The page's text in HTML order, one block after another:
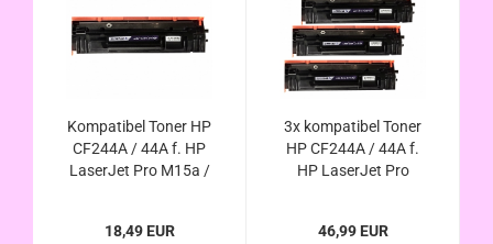
Kompatibel Toner HP
CF244A / 44A f. HP
LaserJet Pro M15a /
18,49 EUR
3x kompatibel Toner
HP CF244A / 44A f.
HP LaserJet Pro
46,99 EUR